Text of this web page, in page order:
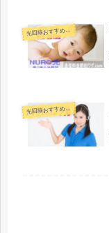
光
回線おすすめ比較
光
回線おすすめ比較